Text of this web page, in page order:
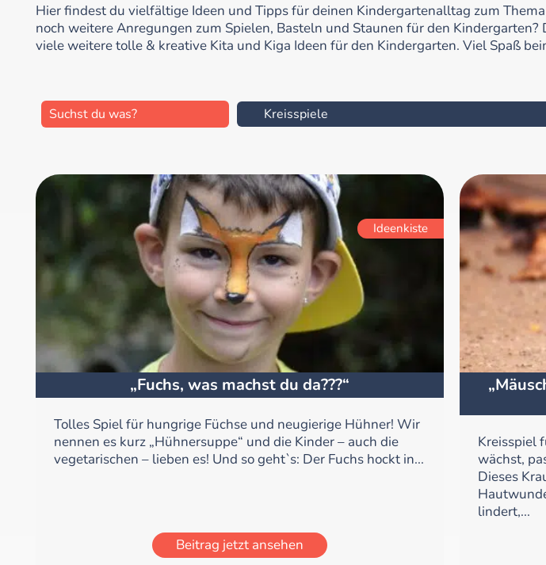
Hier findest du vielfältige Ideen und Tipps für deinen Kindergartenalltag zum
noch weitere Anregungen zum Spielen, Basteln und Staunen für den
viele weitere tolle & kreative Kita und Kiga Ideen für den Kindergarten. Viel Spaß
Kreisspiele
Ideenkiste
„Fuchs, was machst du da???“
Tolles Spiel für hungrige Füchse und neugierige Hühner! Wir
nennen es kurz „Hühnersuppe“ und die Kinder – auch die
vegetarischen – lieben es! Und so geht`s: Der Fuchs hockt in...
Beitrag jetzt ansehen
Kreisspiel
wächst,
Dieses
lindert,...